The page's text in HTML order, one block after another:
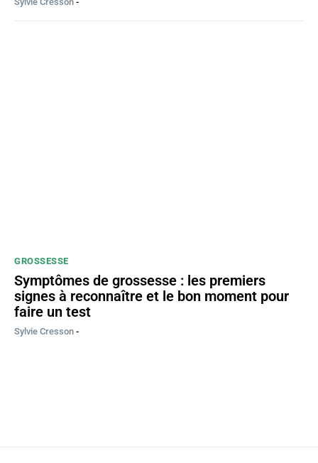
GROSSESSE
Symptômes de grossesse : les premiers
signes à reconnaître et le bon moment pour
faire un test
Sylvie Cresson -